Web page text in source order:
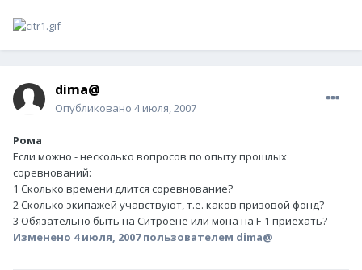
dima@
Опубликовано 4 июля, 2007
Рома
Если можно - несколько вопросов по опыту прошлых
соревнований:
1 Сколько времени длится соревнование?
2 Сколько экипажей учавствуют, т.е. каков призовой фонд?
3 Обязательно быть на Ситроене или мона на F-1 приехать?
Изменено 4 июля, 2007пользователем dima@